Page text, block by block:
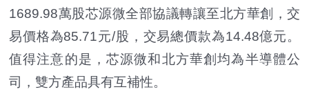
1689.98萬股芯源微全部協議轉讓至北方華創，交
易價格為85.71元/股，交易總價款為14.48億元。
值得注意的是，芯源微和北方華創均為半導體公
司，雙方產品具有互補性。